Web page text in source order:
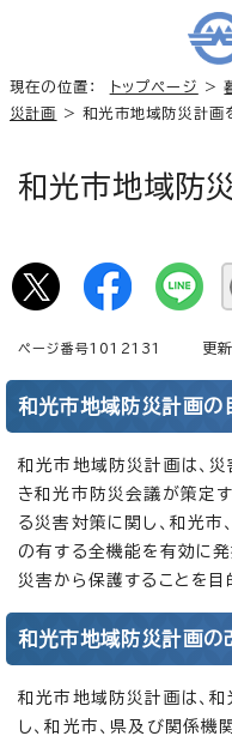
現在の位置： トップページ >
災計画
> 和光市地域防災計画
和光市地域防
ページ番号1012131 更新
和光市地域防災計画の
和光市地域防災計画は、
き和光市防災会議が策定
る災害対策に関し、和光市
の有する全機能を有効に
災害から保護することを目
和光市地域防災計画の
和光市地域防災計画は、
し、和光市、県及び関係